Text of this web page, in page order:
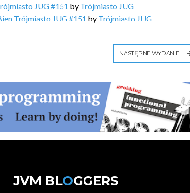
JUG #151 by Trójmiasto JUG
Trójmiasto JUG #151 by Trójmiasto JUG
NASTĘPNE WYDANIE
JVM BLOGGERS